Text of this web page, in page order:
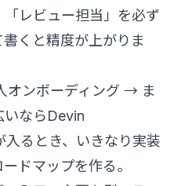
レビュー担当」を必ず
くと精度が上がりま
オンボーディング → ま
いならDevin
るとき、いきなり実装
ドマップを作る。